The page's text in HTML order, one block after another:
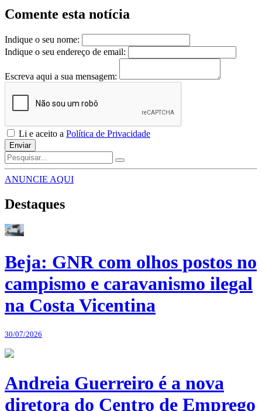
Comente esta notícia
Indique o seu nome:
Indique o seu endereço de email:
Escreva aqui a sua mensagem:
Li e aceito a Política de Privacidade
Enviar
ANUNCIE AQUI
Destaques
Beja: GNR com olhos postos no
campismo e caravanismo ilegal
na Costa Vicentina
30/07/2026
Andreia Guerreiro é a nova
diretora do Centro de Emprego